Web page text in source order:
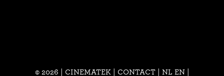
© 2026 | CINEMATEK | CONTACT| NL EN